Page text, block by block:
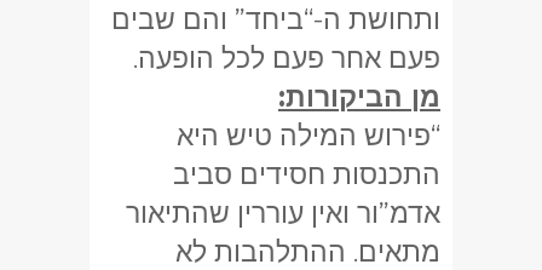
ותחושת ה-“ביחד” והם שבים
פעם אחר פעם לכל הופעה.
מן הביקורות:
“פירוש המילה טיש היא
התכנסות חסידים סביב
אדמ”ור ואין עוררין שהתיאור
מתאים. ההתלהבות לא